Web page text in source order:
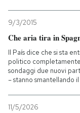
9/3/2015
Che aria tira in
Il País dice che si sta
politico
sondaggi due nuovi
– stanno smantellando
11/5/2026